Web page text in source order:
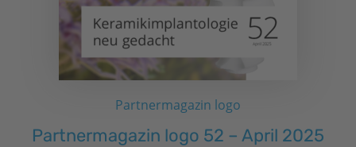
Partnermagazin logo
Partnermagazin logo 52 – April 2025